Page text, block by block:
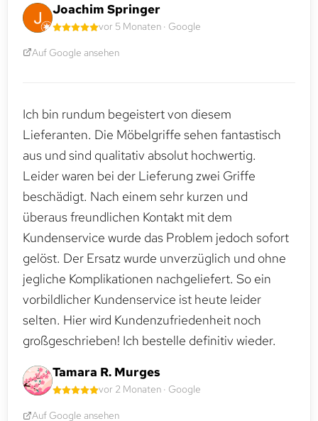
Joachim Springer
vor 5 Monaten · Google
Auf Google ansehen
Ich bin rundum begeistert von diesem
Lieferanten. Die Möbelgriffe sehen fantastisch
aus und sind qualitativ absolut hochwertig.
Leider waren bei der Lieferung zwei Griffe
beschädigt. Nach einem sehr kurzen und
überaus freundlichen Kontakt mit dem
Kundenservice wurde das Problem jedoch sofort
gelöst. Der Ersatz wurde unverzüglich und ohne
jegliche Komplikationen nachgeliefert. So ein
vorbildlicher Kundenservice ist heute leider
selten. Hier wird Kundenzufriedenheit noch
großgeschrieben! Ich bestelle definitiv wieder.
Tamara R. Murges
vor 2 Monaten · Google
Auf Google ansehen